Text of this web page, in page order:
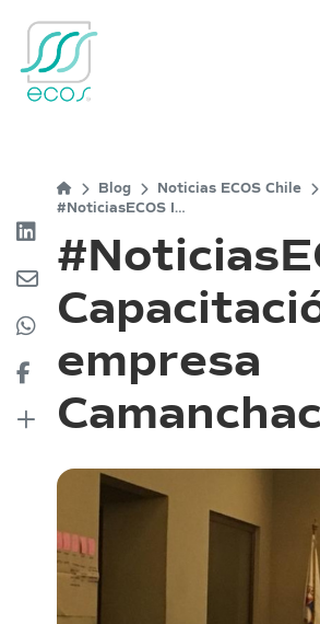
Blog
Noticias ECOS Chile
#NoticiasECOS I
Camanchaca
empresa